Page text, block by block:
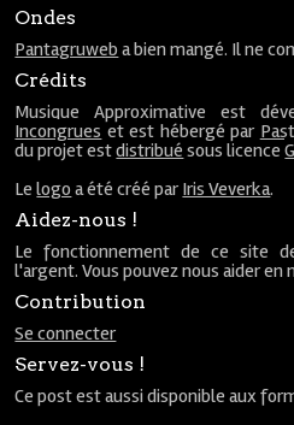
Ondes
Pantagruweb a bien mangé. Il ne
Crédits
Musique Approximative est
Incongrues et est hébergé par
du projet estdistribué sous licence
Lelogo a été créé par Iris Veverka.
Aidez-nous !
Le fonctionnement de ce site
l'argent. Vous pouvez nous aider en
Contribution
Se connecter
Servez-vous !
Ce post est aussi disponible aux